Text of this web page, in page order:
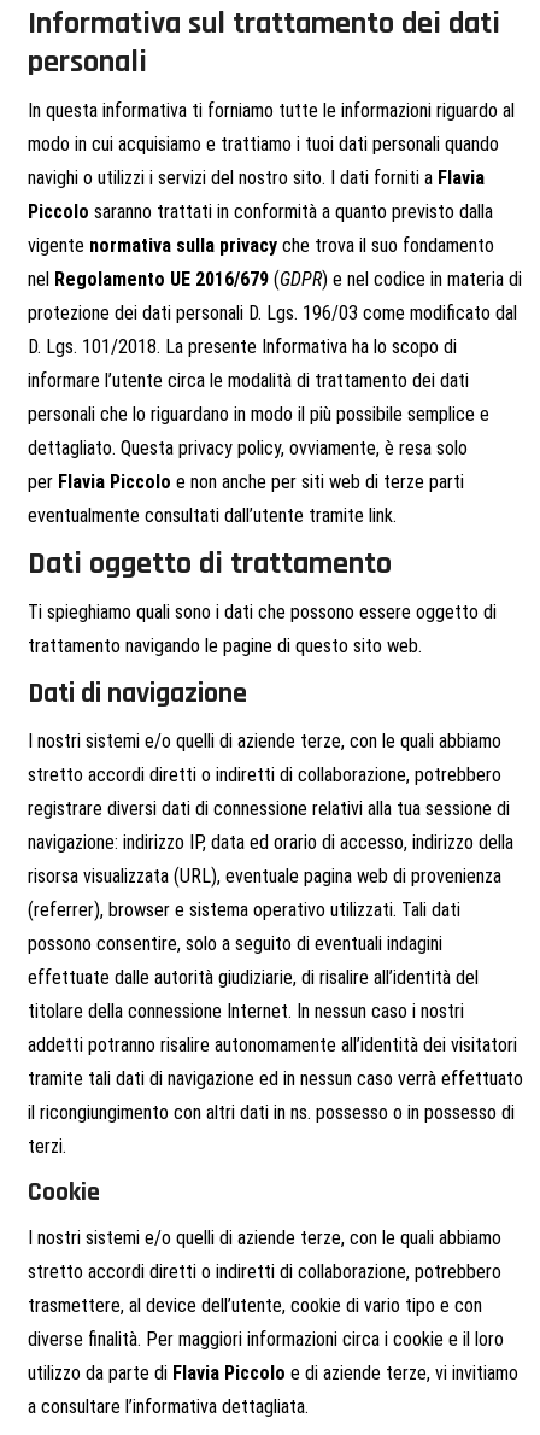
Informativa sul trattamento dei dati
personali
In questa informativa ti forniamo tutte le informazioni riguardo al
modo in cui acquisiamo e trattiamo i tuoi dati personali quando
navighi o utilizzi i servizi del nostro sito. I dati forniti a Flavia
Piccolo saranno trattati in conformità a quanto previsto dalla
vigente normativa sulla privacy che trova il suo fondamento
nel Regolamento UE 2016/679 (GDPR) e nel codice in materia di
protezione dei dati personali D. Lgs. 196/03 come modificato dal
D. Lgs. 101/2018. La presente Informativa ha lo scopo di
informare l’utente circa le modalità di trattamento dei dati
personali che lo riguardano in modo il più possibile semplice e
dettagliato. Questa privacy policy, ovviamente, è resa solo
per Flavia Piccolo e non anche per siti web di terze parti
eventualmente consultati dall’utente tramite link.
Dati oggetto di trattamento
Ti spieghiamo quali sono i dati che possono essere oggetto di
trattamento navigando le pagine di questo sito web.
Dati di navigazione
I nostri sistemi e/o quelli di aziende terze, con le quali abbiamo
stretto accordi diretti o indiretti di collaborazione, potrebbero
registrare diversi dati di connessione relativi alla tua sessione di
navigazione: indirizzo IP, data ed orario di accesso, indirizzo della
risorsa visualizzata (URL), eventuale pagina web di provenienza
(referrer), browser e sistema operativo utilizzati. Tali dati
possono consentire, solo a seguito di eventuali indagini
effettuate dalle autorità giudiziarie, di risalire all’identità del
titolare della connessione Internet. In nessun caso i nostri
addetti potranno risalire autonomamente all’identità dei visitatori
tramite tali dati di navigazione ed in nessun caso verrà effettuato
il ricongiungimento con altri dati in ns. possesso o in possesso di
terzi.
Cookie
I nostri sistemi e/o quelli di aziende terze, con le quali abbiamo
stretto accordi diretti o indiretti di collaborazione, potrebbero
trasmettere, al device dell’utente, cookie di vario tipo e con
diverse finalità. Per maggiori informazioni circa i cookie e il loro
utilizzo da parte di Flavia Piccolo e di aziende terze, vi invitiamo
a consultare l’informativa dettagliata.